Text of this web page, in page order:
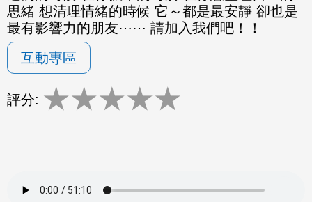
思緒 想清理情緒的時候 它～都是最安靜 卻也是
最有影響力的朋友⋯⋯ 請加入我們吧！！
互動專區
評分: ★★★★★